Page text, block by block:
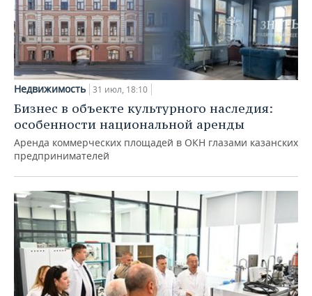
Недвижимость 31 июл, 18:10
Бизнес в объекте культурного наследия:
особенности национальной аренды
Аренда коммерческих площадей в ОКН глазами казанских
предпринимателей